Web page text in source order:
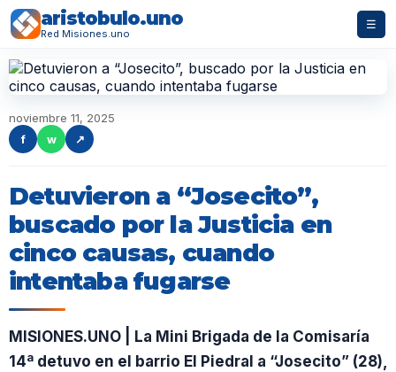
aristobulo.uno
Red Misiones.uno
☰
noviembre 11, 2025
f
w ↗
Detuvieron a “Josecito”,
buscado por la Justicia en
cinco causas, cuando
intentaba fugarse
MISIONES.UNO | La Mini Brigada de la Comisaría
14ª detuvo en el barrio El Piedral a “Josecito” (28),